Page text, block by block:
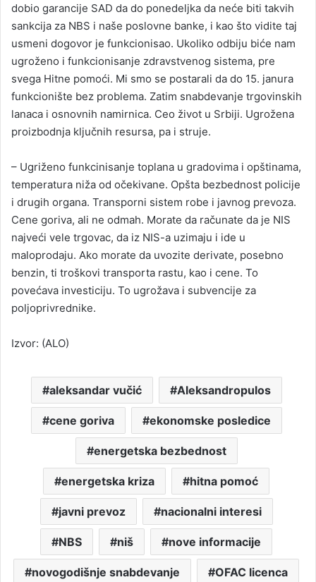
dobio garancije SAD da do ponedeljka da neće biti takvih
sankcija za NBS i naše poslovne banke, i kao što vidite taj
usmeni dogovor je funkcionisao. Ukoliko odbiju biće nam
ugroženo i funkcionisanje zdravstvenog sistema, pre
svega Hitne pomoći. Mi smo se postarali da do 15. janura
funkcionište bez problema. Zatim snabdevanje trgovinskih
lanaca i osnovnih namirnica. Ceo život u Srbiji. Ugrožena
proizbodnja ključnih resursa, pa i struje.
– Ugriženo funkcinisanje toplana u gradovima i opštinama,
temperatura niža od očekivane. Opšta bezbednost policije
i drugih organa. Transporni sistem robe i javnog prevoza.
Cene goriva, ali ne odmah. Morate da računate da je NIS
najveći vele trgovac, da iz NIS-a uzimaju i ide u
maloprodaju. Ako morate da uvozite derivate, posebno
benzin, ti troškovi transporta rastu, kao i cene. To
povećava investiciju. To ugrožava i subvencije za
poljoprivrednike.
Izvor: (ALO)
aleksandar vučić Aleksandropulos
cene goriva ekonomske posledice
energetska bezbednost
energetska kriza hitna pomoć
javni prevoz nacionalni interesi
NBS niš nove informacije
novogodišnje snabdevanje OFAC licenca